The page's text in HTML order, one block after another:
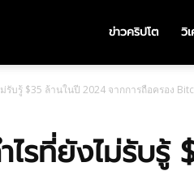
ข่าวคริปโต วิ
รับรู้ $35 ล้านในปี 2024 จากการถือครอง
รที่ยังไม่รับรู้